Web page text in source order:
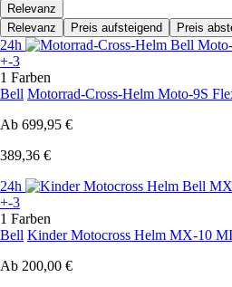
Relevanz
Relevanz
Preis aufsteigend Preis
24h
+-3
1 Farben
Bell Motorrad-Cross-Helm Moto-9S
Ab 699,95 €
389,36 €
24h
+-3
1 Farben
Bell Kinder Motocross Helm MX-10
Ab 200,00 €